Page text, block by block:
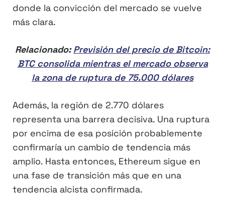
donde la convicción del mercado se vuelve
más clara.
Relacionado:Previsión del precio de Bitcoin:
BTC consolida mientras el mercado observa
la zona de ruptura de 75.000 dólares
Además, la región de 2.770 dólares
representa una barrera decisiva. Una ruptura
por encima de esa posición probablemente
confirmaría un cambio de tendencia más
amplio. Hasta entonces, Ethereum sigue en
una fase de transición más que en una
tendencia alcista confirmada.